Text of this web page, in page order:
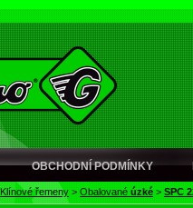
OBCHODNÍ PODMÍNKY
Klínové řemeny > Obalované úzké > SPC